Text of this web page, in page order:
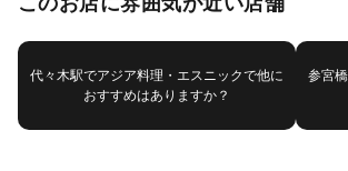
代々木駅でアジア料理・エスニックで他に
おすすめはありますか？
参宮